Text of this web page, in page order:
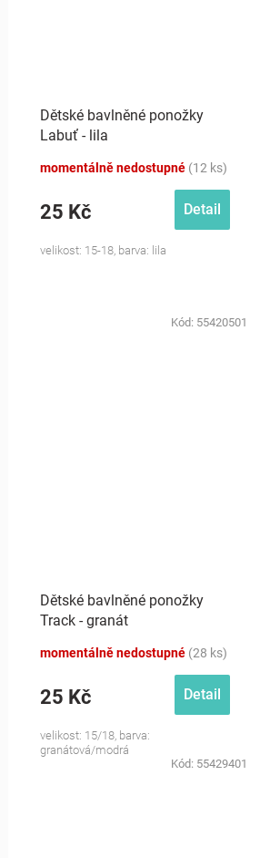
Dětské bavlněné ponožky
Labuť - lila
momentálně nedostupné (12 ks)
25 Kč Detail
velikost: 15-18, barva: lila
Kód: 55420501
Dětské bavlněné ponožky
Track - granát
momentálně nedostupné (28 ks)
25 Kč Detail
velikost: 15/18, barva:
granátová/modrá
Kód: 55429401